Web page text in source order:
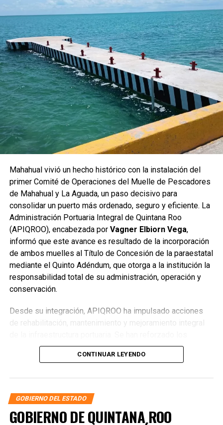
Mahahual vivió un hecho histórico con la instalación del
primer Comité de Operaciones del Muelle de Pescadores
de Mahahual y La Aguada, un paso decisivo para
consolidar un puerto más ordenado, seguro y eficiente. La
Administración Portuaria Integral de Quintana Roo
(APIQROO), encabezada por Vagner Elbiorn Vega,
informó que este avance es resultado de la incorporación
de ambos muelles al Título de Concesión de la paraestatal
mediante el Quinto Adéndum, que otorga a la institución la
responsabilidad total de su administración, operación y
conservación.
Desde su integración, APIQROO ha impulsado acciones
de rehabilitación, mantenimiento y mejoramiento integral
esquemas de ordenamiento y supervisión, además de
implementar sistemas de videovigilancia para garantizar
CONTINUAR LEYENDO
GOBIERNO DEL ESTADO
GOBIERNO DE QUINTANA ROO